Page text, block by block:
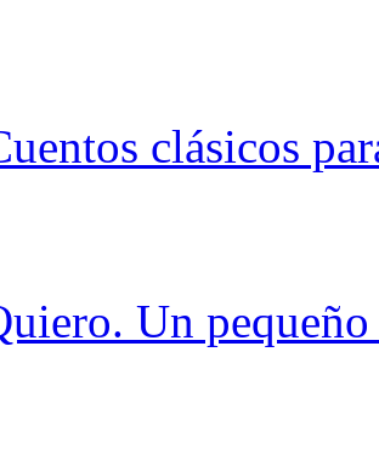
clásicos
Un